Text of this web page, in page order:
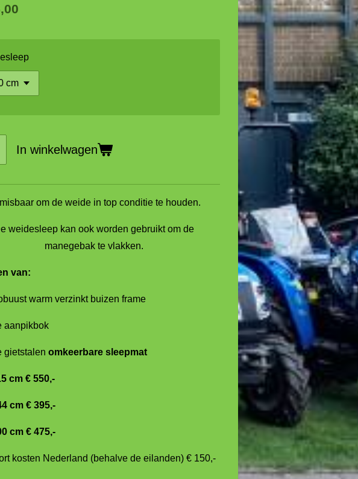
In winkelwagen
om de weide in top conditie te houden.
weidesleep kan ook worden gebruikt om de
manegebak te vlakken.
van:
warm verzinkt buizen frame
aanpikbok
gietstalen omkeerbare sleepmat
cm € 550,-
cm € 395,-
cm € 475,-
kosten Nederland (behalve de eilanden) € 150,-